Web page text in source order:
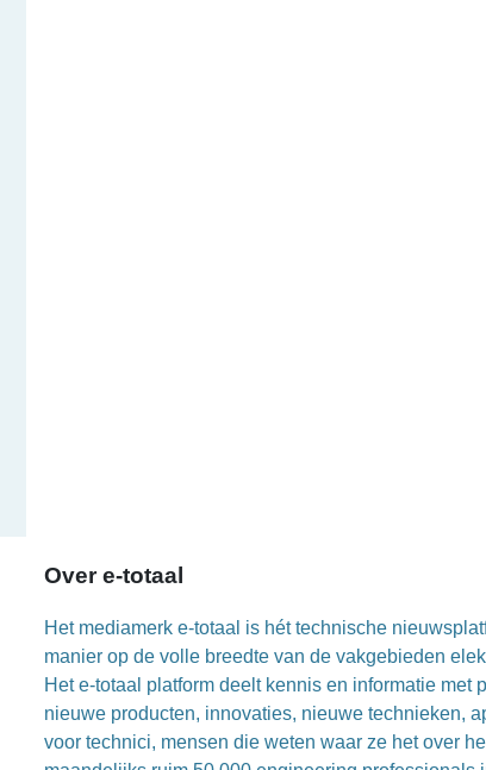
Over e-totaal
Het mediamerk e-totaal is hét technische
manier op de volle breedte van de vakgebieden
Het e-totaal platform deelt kennis en informatie
nieuwe producten, innovaties, nieuwe technieken,
voor technici, mensen die weten waar ze het over